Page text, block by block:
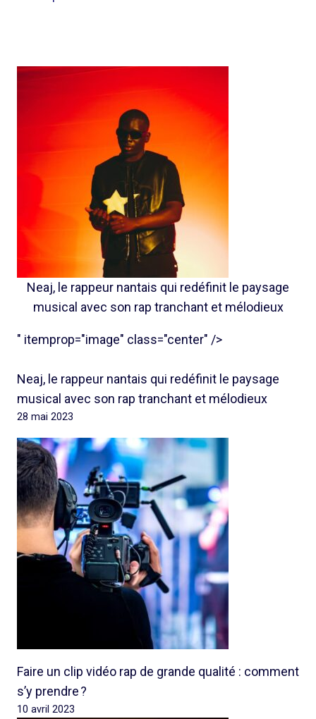
Neaj, le rappeur nantais qui redéfinit le paysage
musical avec son rap tranchant et mélodieux
" itemprop="image" class="center" />
Neaj, le rappeur nantais qui redéfinit le paysage
musical avec son rap tranchant et mélodieux
28 mai 2023
Faire un clip vidéo rap de grande qualité : comment
s’y prendre ?
10 avril 2023